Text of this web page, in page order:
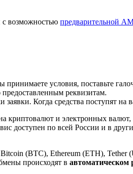
с возможностью предварительной
условия, поставьте
предоставленным реквизитам.
Когда средства поступят на
криптовалют и электронных
доступен по всей России и в
(BTC), Ethereum (ETH),
происходят в автоматическом